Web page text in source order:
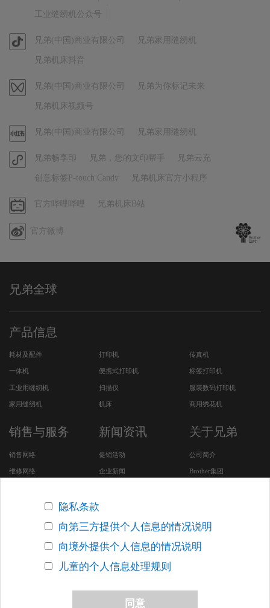
信
工业缝纫机公众号
官
方
音
兄弟(中国)商业有限公司 兄弟家用缝纫机
兄弟机床抖音
视
频
兄弟(中国)商业有限公司 兄弟为你标记未来
兄弟机床视频号
官
小
红
兄弟(中国)商业有限公司 兄弟家用缝纫机
官
方
程
兄弟畅享印 兄弟，您的文印帮手 兄弟云充
创意标签P-touch Candy 兄弟机床官方小程序
哔
哔
官方哔哩哔哩 兄弟机床B站
官方微博
兄弟全球
产品信息
耗材及配件 打印机 传真机
一体机 便携式打印机 标签打印机
工业用缝纫机 扫描仪 服装数码打印机
家用缝纫机 机床 商用绣花机
销售与服务
销售网络
维修网络
安全问题支持
新闻资讯
促销活动
企业新闻
关于兄弟
公司简介
Brother集团
Brother SDGs Story (英
文版网站)
其他在华企业
关于网络隐私条款
隐私条款
向第三方提供个人信息的情况说明
向境外提供个人信息的情况说明
儿童的个人信息处理规则
同意